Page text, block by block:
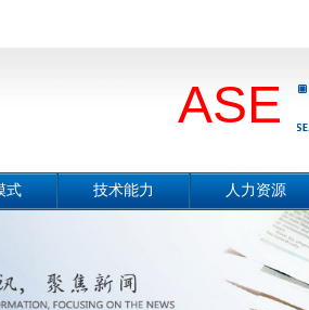
ASE
式
包
技术能力
节能环保技术
人力资源
资源概况
招聘信息